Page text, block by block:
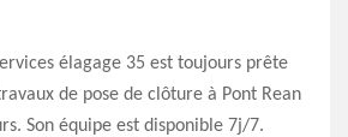
élagage 35 est toujours prête
de pose de clôture à Pont Rean
Son équipe est disponible 7j/7.